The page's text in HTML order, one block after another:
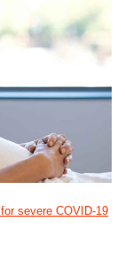
severe COVID-19